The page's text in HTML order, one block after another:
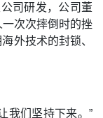
司研发，公司董
次次摔倒时的挫
外技术的封锁、
我们坚持下来。”